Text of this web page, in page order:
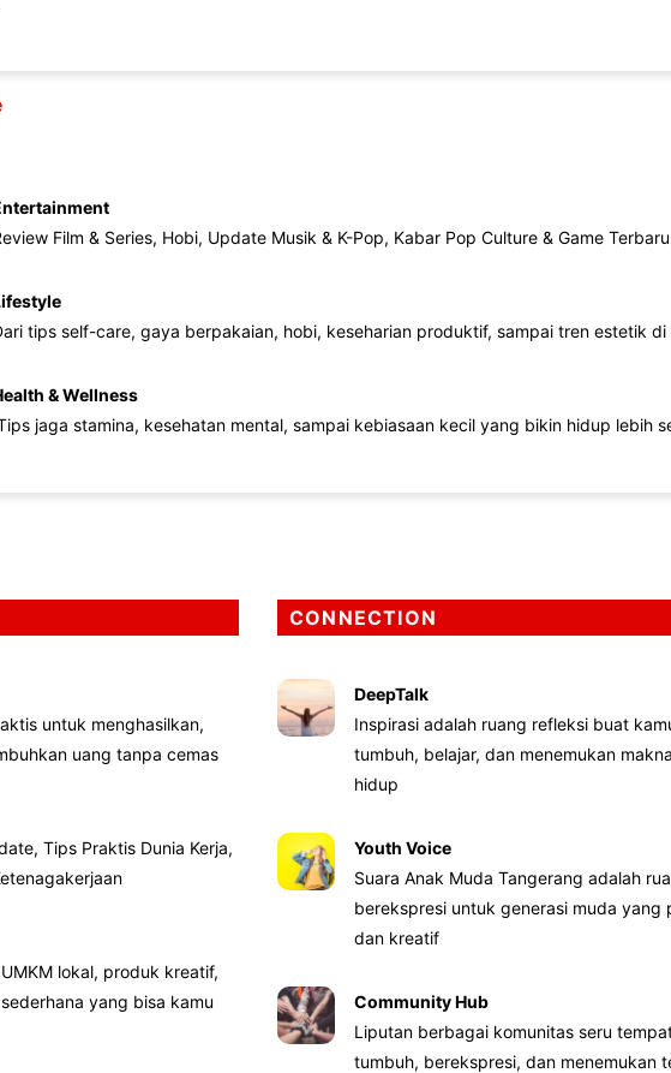
Film & Series, Hobi, Update Musik & K-Pop, Kabar Pop Culture & Game
tips self-care, gaya berpakaian, hobi, keseharian produktif, sampai tren estetik
& Wellness
jaga stamina, kesehatan mental, sampai kebiasaan kecil yang bikin hidup lebih
untuk menghasilkan,
uang tanpa cemas
Tips Praktis Dunia Kerja,
lokal, produk kreatif,
yang bisa kamu
CONNECTION
DeepTalk
Inspirasi adalah ruang refleksi buat
tumbuh, belajar, dan menemukan
hidup
Youth Voice
Suara Anak Muda Tangerang adalah
berekspresi untuk generasi muda yang
dan kreatif
Community Hub
Liputan berbagai komunitas seru
tumbuh, berekspresi, dan menemukan